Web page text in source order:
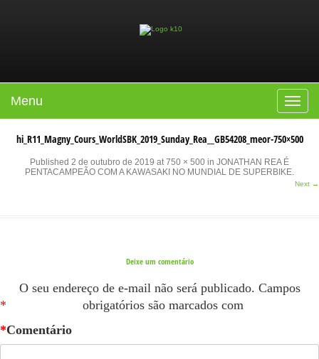
Toggle
Menu
hi_R11_Magny_Cours_WorldSBK_2019_Sunday_Rea__GB54208_meor-750×500
Published 2 de outubro de 2019 at750 × 500 in JONATHAN REA É
PENTACAMPEÃO COM A KAWASAKI NO MUNDIAL DE SUPERBIKE.
Next →
Deixe um comentário
O seu endereço de e-mail não será publicado. Campos
obrigatórios são marcados com
*
Comentário
*